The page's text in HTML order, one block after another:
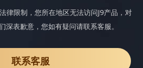
律限制，您所在地区无法访问J9产品，对
深表歉意，您如有疑问请联系客服。
联系客服